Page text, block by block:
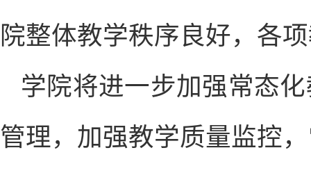
院整体教学秩序良好，各
学院将进一步加强常态
管理，加强教学质量监控